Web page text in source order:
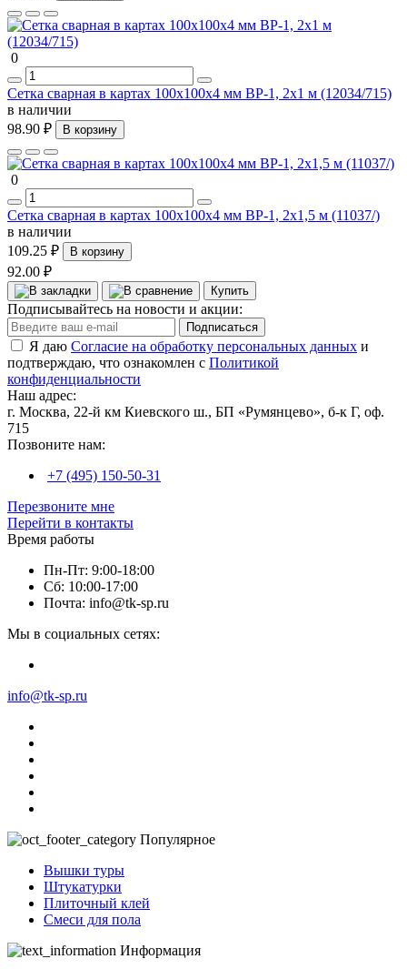
0
Сетка сварная в картах 100х100х4 мм ВР-1, 2х1 м (12034/715)
в наличии
98.90 ₽
В корзину
0
Сетка сварная в картах 100х100х4 мм ВР-1, 2х1,5 м (11037/)
в наличии
109.25 ₽
В корзину
92.00 ₽
Купить
Подписывайтесь на новости и акции:
Подписаться
Я даю Согласие на обработку персональных данных и
подтверждаю, что ознакомлен с Политикой
конфиденциальности
Наш адрес:
г. Москва, 22-й км Киевского ш., БП «Румянцево», б-к Г, оф.
715
Позвоните нам:
+7 (495) 150-50-31
Перезвоните мне
Перейти в контакты
Время работы
Пн-Пт: 9:00-18:00
Сб: 10:00-17:00
Почта: info@tk-sp.ru
Мы в социальных сетях:
info@tk-sp.ru
Популярное
Вышки туры
Штукатурки
Плиточный клей
Смеси для пола
Информация